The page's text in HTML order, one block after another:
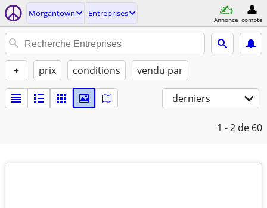
Morgantown Entreprises
Annonce compte
+ prix conditions vendu par
derniers
1 - 2 de 60